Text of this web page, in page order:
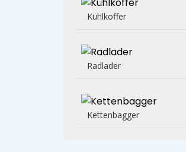
Kühlkoffer
Radlader
Kettenbagger